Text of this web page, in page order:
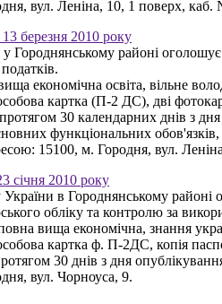
вул. Леніна, 10, 1 поверх,
березня 2010 року
Городнянському районі
економічна освіта, вільне
картка (П-2 ДС), дві
30 календарних днів з
функціональних
15100, м. Городня, вул.
січня 2010 року
в Городнянському
обліку та контролю за
вища економічна, знання
картка ф. П-2ДС, копія
30 днів з дня
вул. Чорноуса, 9.